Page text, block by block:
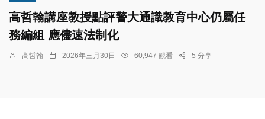
高哲翰講座教授點評警大通識教育中心仍屬任
務編組 應儘速法制化
高哲翰 2026年三月30日 60,947 觀看 5 分享